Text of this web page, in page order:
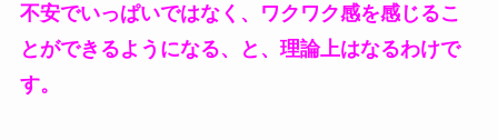
不安でいっぱいではなく、ワクワク感を感じるこ
とができるようになる、と、理論上はなるわけで
す。